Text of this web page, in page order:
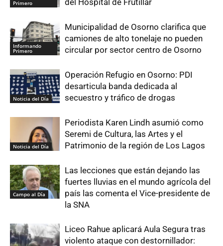
Primero
Informando
Primero
Municipalidad de Osorno clarifica que
camiones de alto tonelaje no pueden
circular por sector centro de Osorno
Noticia del Día
Operación Refugio en Osorno: PDI
desarticula banda dedicada al
secuestro y tráfico de drogas
Noticia del Día
Periodista Karen Lindh asumió como
Seremi de Cultura, las Artes y el
Patrimonio de la región de Los Lagos
Campo al Día
Las lecciones que están dejando las
fuertes lluvias en el mundo agrícola del
país las comenta el Vice-presidente de
la SNA
Liceo Rahue aplicará Aula Segura tras
violento ataque con destornillador: